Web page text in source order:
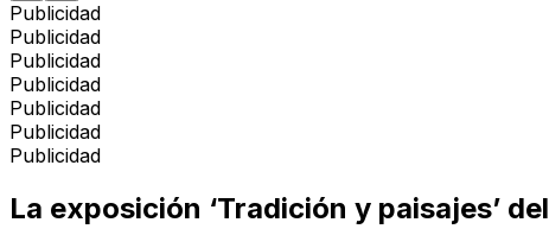
Publicidad
Publicidad
Publicidad
Publicidad
Publicidad
Publicidad
Publicidad
La exposición ‘Tradición y paisajes’